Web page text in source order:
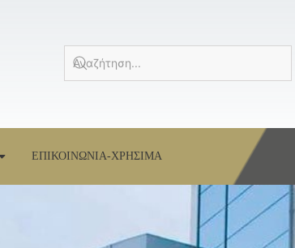
ΕΠΙΚΟΙΝΩΝΙΑ-ΧΡΗΣΙΜΑ